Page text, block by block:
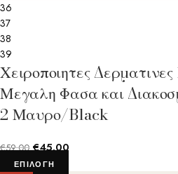
36
37
38
39
Χειροποιητες
Μεγαλη Φασα και
2 Μαυρο/Black
€59.00 €45.00
ΕΠΙΛΟΓΉ